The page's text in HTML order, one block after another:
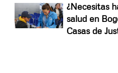
¿Necesitas
salud en
Casas de